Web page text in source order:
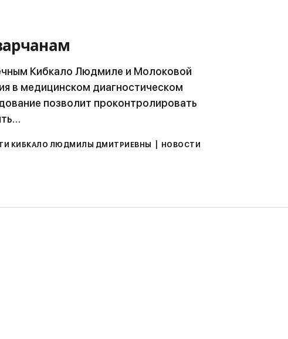
Кибкало Людмиле и Молоковой
в медицинском диагностическом
позволит проконтролировать
КИБКАЛО ЛЮДМИЛЫ ДМИТРИЕВНЫ |
НОВОСТИ